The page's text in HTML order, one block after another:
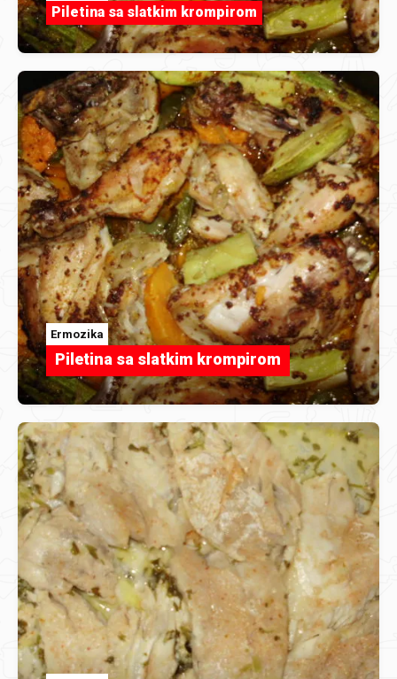
Piletina sa slatkim krompirom
Ermozika
Piletina sa slatkim krompirom